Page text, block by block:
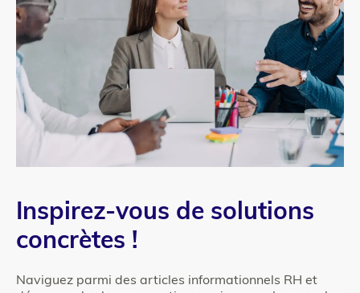
Texte
Inspirez-vous de solutions
concrètes !
Naviguez parmi des articles informationnels RH et